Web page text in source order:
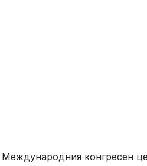
конгресен